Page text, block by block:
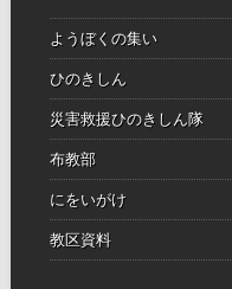
ようぼくの集い
ひのきしん
災害救援ひのきしん隊
布教部
にをいがけ
教区資料